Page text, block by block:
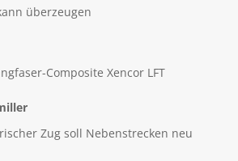
überzeugen
Composite Xencor LFT
Zug soll Nebenstrecken neu